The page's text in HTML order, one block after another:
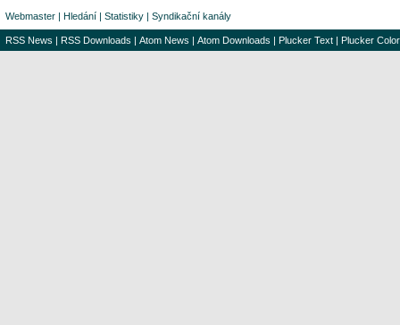
Webmaster | Hledání | Statistiky | Syndikační kanály
RSS News | RSS Downloads | Atom News | Atom Downloads | Plucker Text | Plucker Color